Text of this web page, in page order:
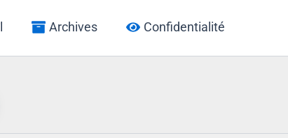
Archives Confidentialité